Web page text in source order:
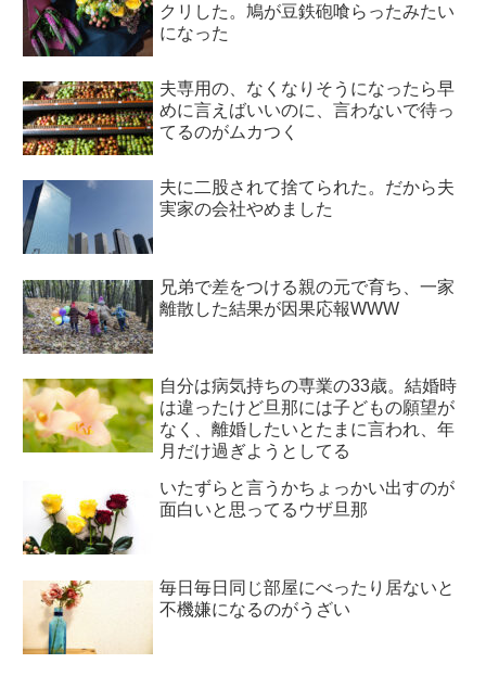
クリした。鳩が豆鉄砲喰らったみたい
になった
夫専用の、なくなりそうになったら早
めに言えばいいのに、言わないで待っ
てるのがムカつく
夫に二股されて捨てられた。だから夫
実家の会社やめました
兄弟で差をつける親の元で育ち、一家
離散した結果が因果応報WWW
自分は病気持ちの専業の33歳。結婚時
は違ったけど旦那には子どもの願望が
なく、離婚したいとたまに言われ、年
月だけ過ぎようとしてる
いたずらと言うかちょっかい出すのが
面白いと思ってるウザ旦那
毎日毎日同じ部屋にべったり居ないと
不機嫌になるのがうざい